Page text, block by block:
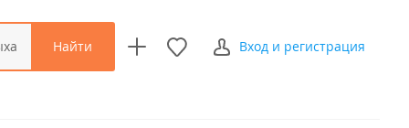
Найти Вход и регистрация